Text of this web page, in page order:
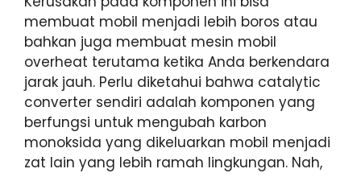
membuat mobil menjadi lebih boros atau
bahkan juga membuat mesin mobil
overheat terutama ketika Anda berkendara
jarak jauh. Perlu diketahui bahwa catalytic
converter sendiri adalah komponen yang
berfungsi untuk mengubah karbon
monoksida yang dikeluarkan mobil menjadi
zat lain yang lebih ramah lingkungan. Nah,